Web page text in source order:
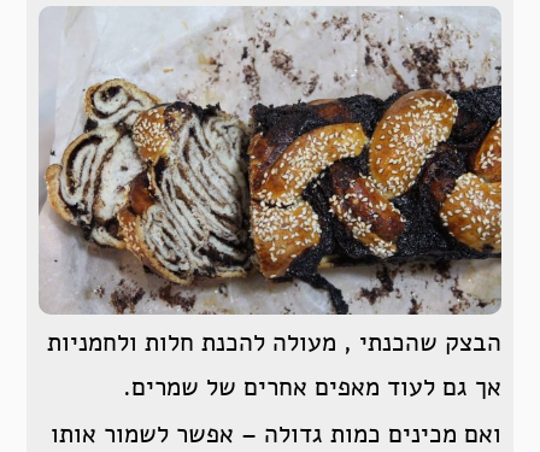
הבצק שהכנתי , מעולה להכנת חלות ולחמניות
אך גם לעוד מאפים אחרים של שמרים.
ואם מכינים כמות גדולה – אפשר לשמור אותו